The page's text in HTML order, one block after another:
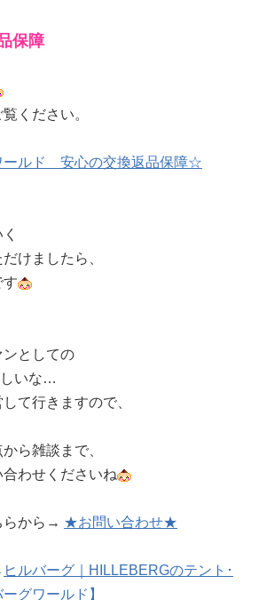
保障
ください。
ールド 安心の交換返品保障☆
けましたら、
す
ンとしての
いな…
て行きますので、
ら雑談まで、
わせくださいね
らから→ ★お問い合わせ★
ヒルバーグ｜HILLEBERGのテント･
グワールド】